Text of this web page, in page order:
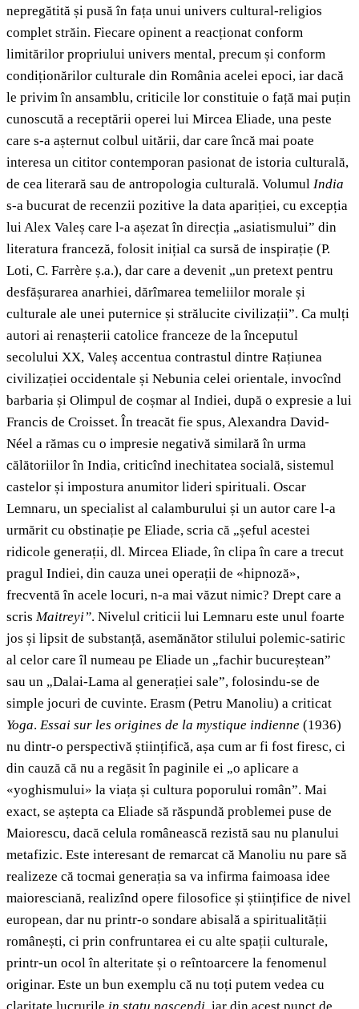
nepregătită și pusă în fața unui univers cultural-religios
complet străin. Fiecare opinent a reacționat conform
limitărilor propriului univers mental, precum și conform
condiționărilor culturale din România acelei epoci, iar dacă
le privim în ansamblu, criticile lor constituie o față mai puțin
cunoscută a receptării operei lui Mircea Eliade, una peste
care s-a așternut colbul uitării, dar care încă mai poate
interesa un cititor contemporan pasionat de istoria culturală,
de cea literară sau de antropologia culturală. Volumul India
s-a bucurat de recenzii pozitive la data apariției, cu excepția
lui Alex Valeș care l-a așezat în direcția „asiatismului” din
literatura franceză, folosit inițial ca sursă de inspirație (P.
Loti, C. Farrère ș.a.), dar care a devenit „un pretext pentru
desfășurarea anarhiei, dărîmarea temeliilor morale și
culturale ale unei puternice și strălucite civilizații”. Ca mulți
autori ai renașterii catolice franceze de la începutul
secolului XX, Valeș accentua contrastul dintre Rațiunea
civilizației occidentale și Nebunia celei orientale, invocînd
barbaria și Olimpul de coșmar al Indiei, după o expresie a lui
Francis de Croisset. În treacăt fie spus, Alexandra David-
Néel a rămas cu o impresie negativă similară în urma
călătoriilor în India, criticînd inechitatea socială, sistemul
castelor și impostura anumitor lideri spirituali. Oscar
Lemnaru, un specialist al calamburului și un autor care l-a
urmărit cu obstinație pe Eliade, scria că „șeful acestei
ridicole generații, dl. Mircea Eliade, în clipa în care a trecut
pragul Indiei, din cauza unei operații de «hipnoză»,
frecventă în acele locuri, n-a mai văzut nimic? Drept care a
scris Maitreyi”. Nivelul criticii lui Lemnaru este unul foarte
jos și lipsit de substanță, asemănător stilului polemic-satiric
al celor care îl numeau pe Eliade un „fachir bucureștean”
sau un „Dalai-Lama al generației sale”, folosindu-se de
simple jocuri de cuvinte. Erasm (Petru Manoliu) a criticat
Yoga. Essai sur les origines de la mystique indienne (1936)
nu dintr-o perspectivă științifică, așa cum ar fi fost firesc, ci
din cauză că nu a regăsit în paginile ei „o aplicare a
«yoghismului» la viața și cultura poporului român”. Mai
exact, se aștepta ca Eliade să răspundă problemei puse de
Maiorescu, dacă celula românească rezistă sau nu planului
metafizic. Este interesant de remarcat că Manoliu nu pare să
realizeze că tocmai generația sa va infirma faimoasa idee
maioresciană, realizînd opere filosofice și științifice de nivel
european, dar nu printr-o sondare abisală a spiritualității
românești, ci prin confruntarea ei cu alte spații culturale,
printr-un ocol în alteritate și o reîntoarcere la fenomenul
originar. Este un bun exemplu că nu toți putem vedea cu